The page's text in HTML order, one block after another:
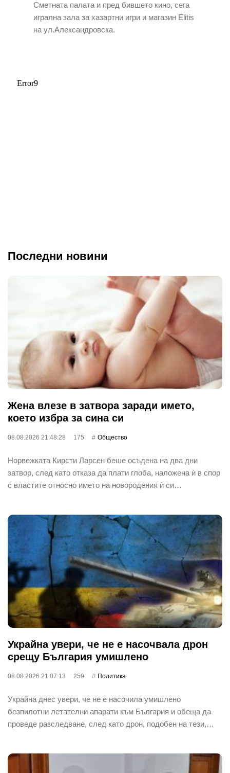
Сметната палата и пред бившето кино, сега
игрална зала за хазартни игри и магазин Elitis
на ул.Александровска.
Последни новини
Жена влезе в затвора заради името,
което избра за сина си
08.08.2026 21:48:28 175 Общество
Норвежката Кирсти Ларсен беше осъдена на два дни
затвор, след като отказа да плати глоба, наложена ѝ в спор
с властите относно името на новородения ѝ си…
Украйна увери, че не е насочвала дрон
срещу България умишлено
08.08.2026 21:07:13 259 Политика
Украйна днес увери, че не е насочила умишлено
безпилотни летателни апарати към България и обеща да
проведе разследване, след като дрон, подобен на тези,…